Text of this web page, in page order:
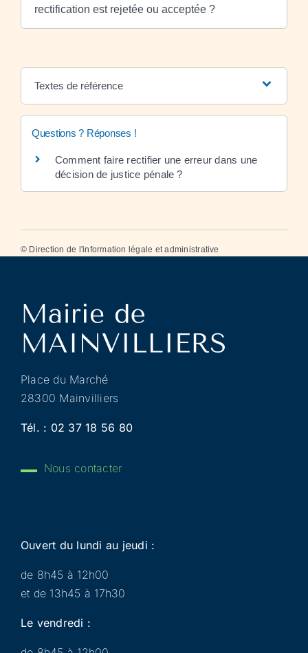
rectification est rejetée ou acceptée ?
Textes de référence
Questions ? Réponses !
Comment faire rectifier une erreur dans une
décision de justice pénale ?
© Direction de l'information légale et administrative
Place du Marché
28300 Mainvilliers
Tél. : 02 37 18 56 80
Nous contacter
Ouvert du lundi au jeudi :
de 8h45 à 12h00
et de 13h45 à 17h30
Le vendredi :